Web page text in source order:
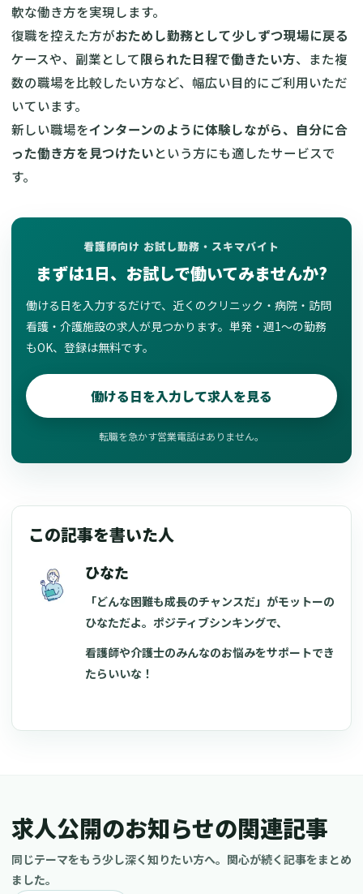
軟な働き方を実現します。
復職を控えた方がおためし勤務として少しずつ現場に戻る
ケースや、副業として限られた日程で働きたい方、また複
数の職場を比較したい方など、幅広い目的にご利用いただ
いています。
新しい職場をインターンのように体験しながら、自分に合
った働き方を見つけたいという方にも適したサービスで
す。
看護師向け お試し勤務・スキマバイト
まずは1日、お試しで働いてみませんか?
働ける日を入力するだけで、近くのクリニック・病院・訪問
看護・介護施設の求人が見つかります。単発・週1〜の勤務
もOK、登録は無料です。
働ける日を入力して求人を見る
転職を急かす営業電話はありません。
この記事を書いた人
ひなた
「どんな困難も成長のチャンスだ」がモットーの
ひなただよ。ポジティブシンキングで、
看護師や介護士のみんなのお悩みをサポートでき
たらいいな！
求人公開のお知らせの関連記事
同じテーマをもう少し深く知りたい方へ。関心が続く記事をまとめ
ました。